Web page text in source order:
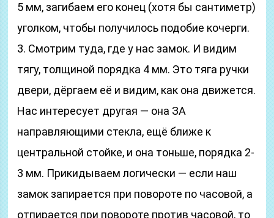
5 мм, загибаем его конец (хотя бы сантиметр)
уголком, чтобы получилось подобие кочерги.
3. Смотрим туда, где у нас замок. И видим
тягу, толщиной порядка 4 мм. Это тяга ручки
двери, дёргаем её и видим, как она движется.
Нас интересует другая — она ЗА
направляющими стекла, ещё ближе к
центральной стойке, и она тоньше, порядка 2-
3 мм. Прикидываем логически — если наш
замок запирается при повороте по часовой, а
отпирается при повороте против часовой, то